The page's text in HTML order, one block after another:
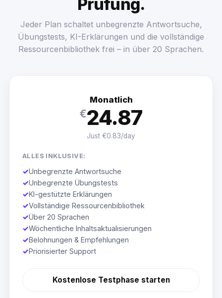
Prüfung.
Jeder Plan schaltet unbegrenzte Antwortsuche,
Übungstests, KI-Erklärungen und die vollständige
Ressourcenbibliothek frei – in über 20 Sprachen.
Monatlich
€24.87
Just €0.83/day
ALLES INKLUSIVE:
✓Unbegrenzte Antwortsuche
✓Unbegrenzte Übungstests
✓KI-gestützte Erklärungen
✓Vollständige Ressourcenbibliothek
✓Über 20 Sprachen
✓Wöchentliche Inhaltsaktualisierungen
✓Belohnungen & Empfehlungen
✓Priorisierter Support
Kostenlose Testphase starten